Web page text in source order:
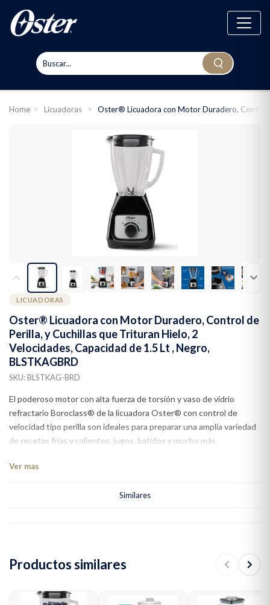
Home > Licuadoras > Oster® Licuadora con Motor Duradero, Control
LICUADORAS
Oster® Licuadora con Motor Duradero, Control de
Perilla, y Cuchillas que Trituran Hielo, 2
Velocidades, Capacidad de 1.5 Lt , Negro,
BLSTKAGBRD
SKU: BLSTKAG-BRD
El poderoso motor con alta fuerza de torsión y vaso de vidrio
refractario Boroclass® de la licuadora Oster® con control de
velocidad tipo perilla son ideales para preparar una amplia variedad
de recetas frías y calientes, jugos, batidos y mucho más.
Ver mas
Similares
Productos similares